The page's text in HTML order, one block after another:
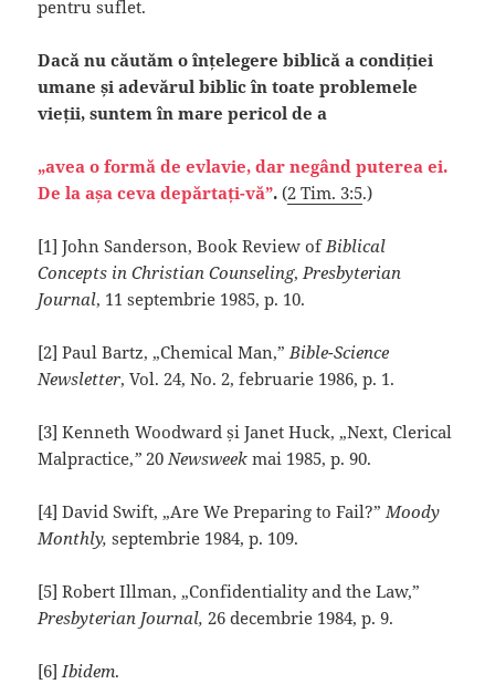
pentru suflet.
Dacă nu căutăm o înțelegere biblică a condiției
umane și adevărul biblic în toate problemele
vieții, suntem în mare pericol de a
„avea o formă de evlavie, dar negând puterea ei.
De la așa ceva depărtați-vă”. (2 Tim. 3:5.)
[1] John Sanderson, Book Review ofBiblical
Concepts in Christian Counseling,Presbyterian
Journal, 11 septembrie 1985, p. 10.
[2] Paul Bartz, „Chemical Man,”Bible-Science
Newsletter, Vol. 24, No. 2, februarie 1986, p. 1.
[3] Kenneth Woodward și Janet Huck, „Next, Clerical
Malpractice,”20Newsweekmai 1985, p. 90.
[4] David Swift, „Are We Preparing to Fail?”Moody
Monthly,septembrie 1984, p. 109.
[5] Robert Illman, „Confidentiality and the Law,”
Presbyterian Journal,26 decembrie 1984, p. 9.
[6]Ibidem.